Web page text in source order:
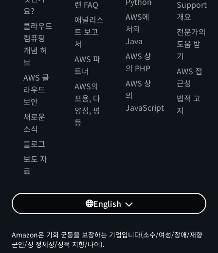
요?
클라우드
컴퓨팅
개념 허
브
AWS 클
라우드
보안
새로운
소식
블로그
보도 자
료
련 FAQ
애널리스
트 보고
서
AWS 파
트너
AWS의
포용, 다
양성, 평
등
AWS에
서의
Java
AWS 상
의 PHP
AWS 상
의
JavaScript
Support
개요
전문가의
도움 받
기
AWS 접
근성
법적 고
지
English
Amazon은 기회 균등을 보장하는 기업입니다(소수/여성/장애/재향
군인/성 정체성/성적 지향/나이).